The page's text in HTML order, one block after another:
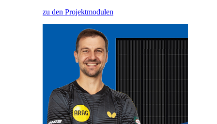
zu den Projektmodulen